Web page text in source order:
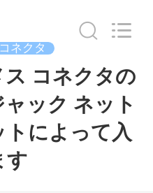
ネクタ
ス コネクタの
ック ネット
によって入
す